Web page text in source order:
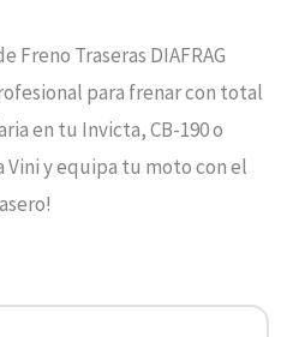
Freno Traseras DIAFRAG
para frenar con total
en tu Invicta, CB-190 o
Vini y equipa tu moto con el